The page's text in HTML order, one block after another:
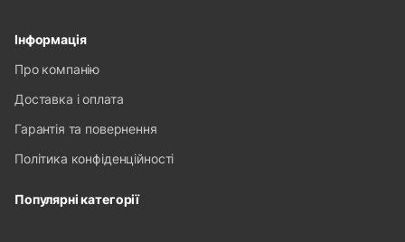
Інформація
Про компанію
Доставка і оплата
Гарантія та повернення
Політика конфіденційності
Популярні категорії